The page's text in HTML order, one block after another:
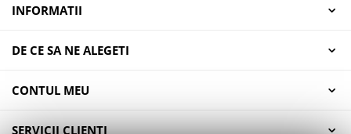
INFORMATII
DE CE SA NE ALEGETI
CONTUL MEU
SERVICII CLIENTI